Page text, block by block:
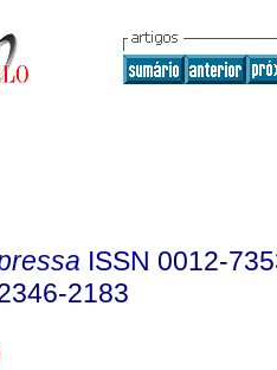
ISSN 0012-
2183